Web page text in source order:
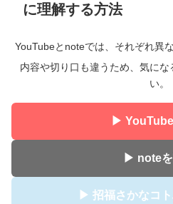
に理解する方法
YouTubeとnoteでは、それぞれ異
内容や切り口も違うため、気に
い。
▶
▶ note
▶ 招福さかなコ